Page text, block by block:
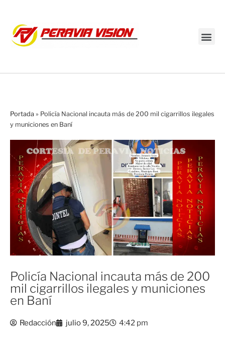
Portada » Policía Nacional incauta más de 200 mil cigarrillos ilegales
y municiones en Baní
Policía Nacional incauta más de 200
mil cigarrillos ilegales y municiones
en Baní
Redacción julio 9, 2025 4:42 pm